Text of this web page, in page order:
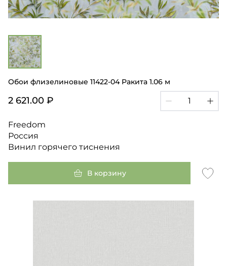
Обои флизелиновые 11422-04 Ракита 1.06 м
2 621.00 ₽
Freedom
Россия
Винил горячего тиснения
В корзину